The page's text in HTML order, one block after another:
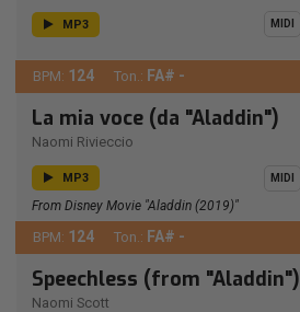
MP3 MIDI
BPM: 124 Ton.: FA# -
La mia voce (da "Aladdin")
Naomi Rivieccio
MP3 MIDI
From Disney Movie "Aladdin (2019)"
BPM: 124 Ton.: FA# -
Speechless (from "Aladdin")
Naomi Scott